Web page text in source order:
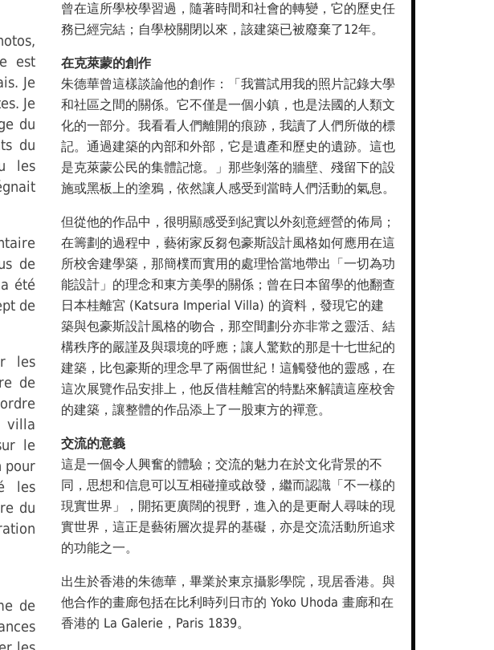
est
Je
Je
du
du
les
de
été
de
les
de
villa
le
pour
les
du
de
曾在這所學校學習過，隨著時間和社會的轉變，它的歷史任
務已經完結；自學校關閉以來，該建築已被廢棄了12年。
在克萊蒙的創作
朱德華曾這樣談論他的創作：「我嘗試用我的照片記錄大學
和社區之間的關係。它不僅是一個小鎮，也是法國的人類文
化的一部分。我看看人們離開的痕跡，我讀了人們所做的標
記。通過建築的內部和外部，它是遺產和歷史的遺跡。這也
是克萊蒙公民的集體記憶。」那些剝落的牆壁、殘留下的設
施或黑板上的塗鴉，依然讓人感受到當時人們活動的氣息。
但從他的作品中，很明顯感受到紀實以外刻意經營的佈局；
在籌劃的過程中，藝術家反芻包豪斯設計風格如何應用在這
所校舍建學築，那簡樸而實用的處理恰當地帶出「一切為功
能設計」的理念和東方美學的關係；曾在日本留學的他翻查
日本桂離宮 (Katsura Imperial Villa) 的資料，發現它的建
築與包豪斯設計風格的吻合，那空間劃分亦非常之靈活、結
構秩序的嚴謹及與環境的呼應；讓人驚歎的那是十七世紀的
建築，比包豪斯的理念早了兩個世紀！這觸發他的靈感，在
這次展覽作品安排上，他反借桂離宮的特點來解讀這座校舍
的建築，讓整體的作品添上了一股東方的襌意。
交流的意義
這是一個令人興奮的體驗；交流的魅力在於文化背景的不
同，思想和信息可以互相碰撞或啟發，繼而認識「不一樣的
現實世界」，開拓更廣闊的視野，進入的是更耐人尋味的現
實世界，這正是藝術層次提昇的基礙，亦是交流活動所追求
的功能之一。
出生於香港的朱德華，畢業於東京攝影學院，現居香港。與
他合作的畫廊包括在比利時列日市的 Yoko Uhoda 畫廊和在
香港的 La Galerie，Paris 1839。